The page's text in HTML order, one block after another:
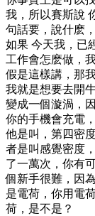
我，所以賽斯說
句話要，說什麽
如果 今天我，已
工作會怎麽做，
假是這樣講，那
我就是想要去開
變成一個漩渦，
你的手機會充電
他是叫，第四密
者是叫感覺密度
了一萬次，你有
個新手很難，因
是電荷，你用電
荷，是不是？